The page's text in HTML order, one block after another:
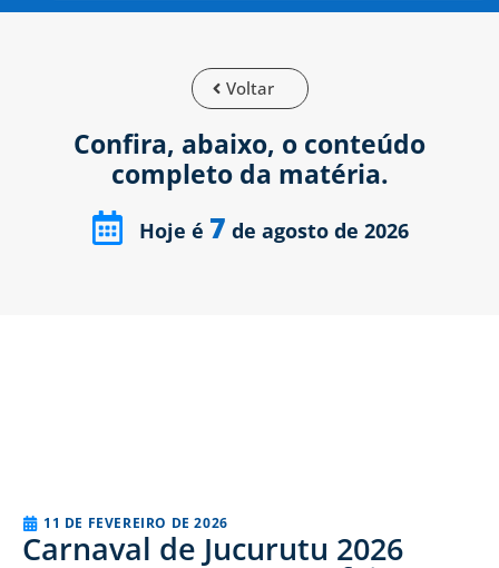
Voltar
Confira, abaixo, o conteúdo
completo da matéria.
Hoje é 7 de agosto de 2026
11 DE FEVEREIRO DE 2026
Carnaval de Jucurutu 2026